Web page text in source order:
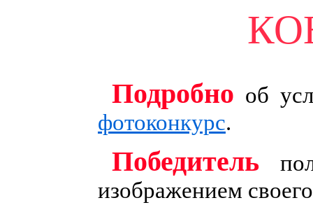
Подробно об
фотоконкурс.
Победитель
изображением